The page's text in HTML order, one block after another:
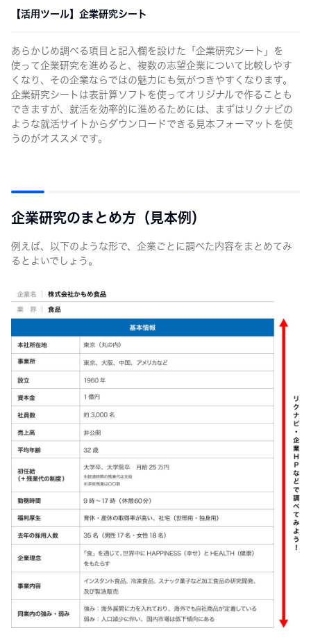
【活用ツール】企業研究シート
あらかじめ調べる項目と記入欄を設けた「企業研究シート」を
使って企業研究を進めると、複数の志望企業について比較しやす
くなり、その企業ならではの魅力にも気がつきやすくなります。
企業研究シートは表計算ソフトを使ってオリジナルで作ることも
できますが、就活を効率的に進めるためには、まずはリクナビの
ような就活サイトからダウンロードできる見本フォーマットを使
うのがオススメです。
企業研究のまとめ方（見本例）
例えば、以下のような形で、企業ごとに調べた内容をまとめてみ
るとよいでしょう。